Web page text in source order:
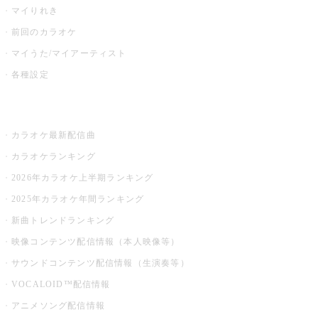
マイりれき
前回のカラオケ
マイうた/マイアーティスト
各種設定
カラオケ最新配信曲
カラオケランキング
2026年カラオケ上半期ランキング
2025年カラオケ年間ランキング
新曲トレンドランキング
映像コンテンツ配信情報（本人映像等）
サウンドコンテンツ配信情報（生演奏等）
VOCALOID™配信情報
アニメソング配信情報